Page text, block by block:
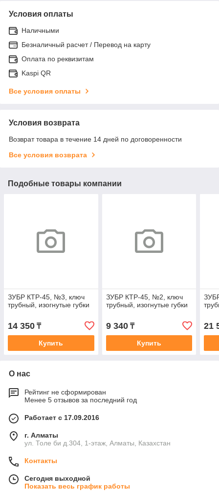
Условия оплаты
Наличными
Безналичный расчет / Перевод на карту
Оплата по реквизитам
Kaspi QR
Все условия оплаты
Условия возврата
Возврат товара в течение 14 дней по договоренности
Все условия возврата
Подобные товары компании
ЗУБР КТР-45, №3, ключ
трубный, изогнутые губки
14 350 ₸
Купить
ЗУБР КТР-45, №2, ключ
трубный, изогнутые губки
9 340₸
Купить
21
О нас
Рейтинг не сформирован
Менее 5 отзывов за последний год
Работает с 17.09.2016
г. Алматы
ул. Толе би д.304, 1-этаж, Алматы, Казахстан
Контакты
Сегодня выходной
Показать весь график работы